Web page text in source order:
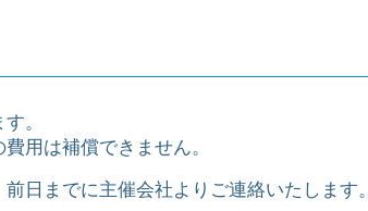
。
用は補償できません。
日までに主催会社よりご連絡いたします。